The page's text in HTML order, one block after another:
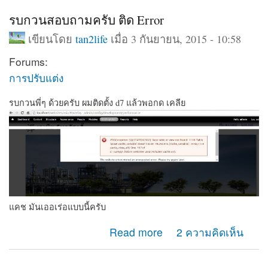
รบกวนสอบถามครับ ติด Error
เขียนโดย tan2lifeเมื่อ 3 กันยายน, 2015 - 10:58
Forums:
การปรับแต่ง
รบกวนพี่ๆ ด้วยครับ ผมติดตั้ง d7 แล้วพอกด เคลีย
แคช มันเออเร่อแบบนี้ครับ
Read more
about รบกวนสอบถามครับ ติด Error 2 ความคิดเห็น